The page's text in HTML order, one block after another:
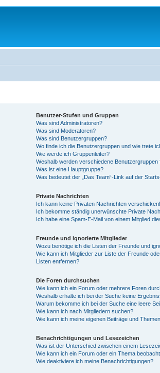
Benutzer-Stufen und Gruppen
Was sind Administratoren?
Was sind Moderatoren?
Was sind Benutzergruppen?
Wo finde ich die Benutzergruppen und wie trete
Wie werde ich Gruppenleiter?
Weshalb werden verschiedene Benutzergruppen
Was ist eine Hauptgruppe?
Was bedeutet der „Das Team“-Link auf der
Private Nachrichten
Ich kann keine Privaten Nachrichten verschicken!
Ich bekomme ständig unerwünschte Private
Ich habe eine Spam-E-Mail von einem Mitglied
Freunde und ignorierte Mitglieder
Wozu benötige ich die Listen der Freunde und
Wie kann ich Mitglieder zur Liste der Freunde
Listen entfernen?
Die Foren durchsuchen
Wie kann ich ein Forum oder mehrere Foren
Weshalb erhalte ich bei der Suche keine
Warum bekomme ich bei der Suche eine leere
Wie kann ich nach Mitgliedern suchen?
Wie kann ich meine eigenen Beiträge und
Benachrichtigungen und Lesezeichen
Was ist der Unterschied zwischen einem
Wie kann ich ein Forum oder ein Thema
Wie deaktiviere ich meine Benachrichtigungen?